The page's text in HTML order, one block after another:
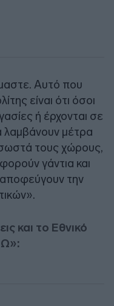
Αυτό που
είναι ότι όσοι
ή έρχονται σε
λαμβάνουν μέτρα
τους χώρους,
γάντια και
αποφεύγουν την
και το Εθνικό